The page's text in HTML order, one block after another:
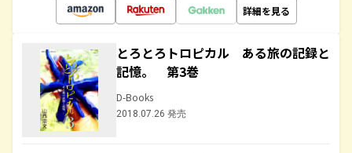
詳細を見る
とろとろトロピカル ある旅の記録と
記憶。 第3巻
D-Books
2018.07.26 発売